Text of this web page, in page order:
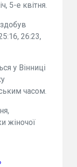
5-е квітня.
26:23,
у Вінниці
часом.
жіночої